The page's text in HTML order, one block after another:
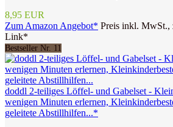
8,95 EUR
Zum Amazon Angebot* Preis inkl. MwSt.,
Link*
Bestseller Nr. 11
doddl 2-teiliges Löffel- und Gabelset -
wenigen Minuten erlernen,
geleitete Abstillhilfen...*